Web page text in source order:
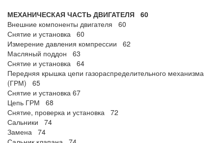
МЕХАНИЧЕСКАЯ ЧАСТЬ ДВИГАТЕЛЯ 60
Внешние компоненты двигателя 60
Снятие и установка 60
Измерение давления компрессии 62
Масляный поддон 63
Снятие и установка 64
Передняя крышка цепи газораспределительного механизма
(ГРМ) 65
Снятие и установка 67
Цепь ГРМ 68
Снятие, проверка и установка 72
Сальники 74
Замена 74